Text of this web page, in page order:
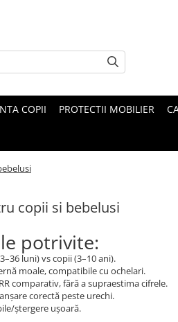
COPII PROTECTII MOBILIER
copii si bebelusi
potrivite:
luni) vs copii (3–10 ani).
moale, compatibile cu ochelari.
comparativ, fără a supraestima cifrele.
corectă peste urechi.
ștergere ușoară.